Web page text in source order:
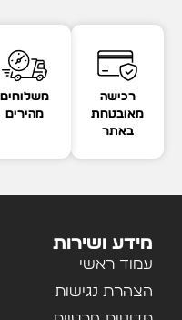
רכישה
מאובטחת
באתר
משלוחים
מהירים
מידע ושירות
עמוד ראשי
הצהרת נגישות